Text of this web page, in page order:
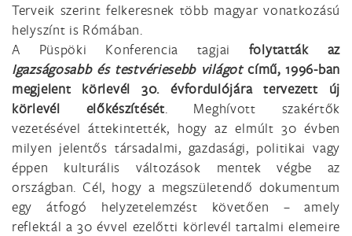
Terveik szerint felkeresnek több magyar vonatkozású
helyszínt is Rómában.
A Püspöki Konferencia tagjai folytatták az
Igazságosabb és testvériesebb világotcímű, 1996-ban
megjelent körlevél 30. évfordulójára tervezett új
körlevél előkészítését. Meghívott szakértők
vezetésével áttekintették, hogy az elmúlt 30 évben
milyen jelentős társadalmi, gazdasági, politikai vagy
éppen kulturális változások mentek végbe az
országban. Cél, hogy a megszületendő dokumentum
egy átfogó helyzetelemzést követően – amely
reflektál a 30 évvel ezelőtti körlevél tartalmi elemeire